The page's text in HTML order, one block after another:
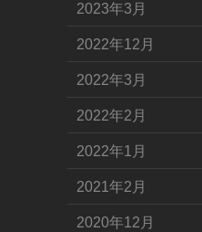
2023年3月
2022年12月
2022年3月
2022年2月
2022年1月
2021年2月
2020年12月